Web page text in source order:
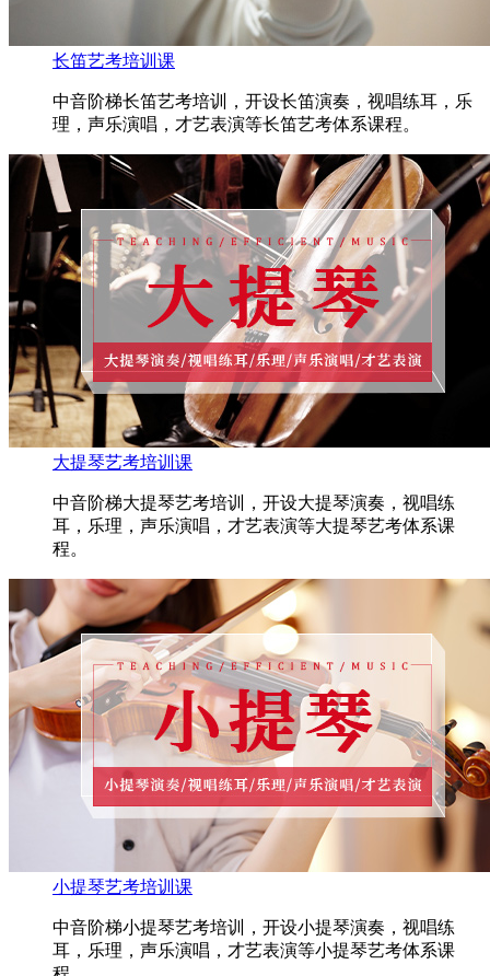
长笛艺考培训课
中音阶梯长笛艺考培训，开设长笛演奏，视唱练耳，乐
理，声乐演唱，才艺表演等长笛艺考体系课程。
大提琴艺考培训课
中音阶梯大提琴艺考培训，开设大提琴演奏，视唱练
耳，乐理，声乐演唱，才艺表演等大提琴艺考体系课
程。
小提琴艺考培训课
中音阶梯小提琴艺考培训，开设小提琴演奏，视唱练
耳，乐理，声乐演唱，才艺表演等小提琴艺考体系课